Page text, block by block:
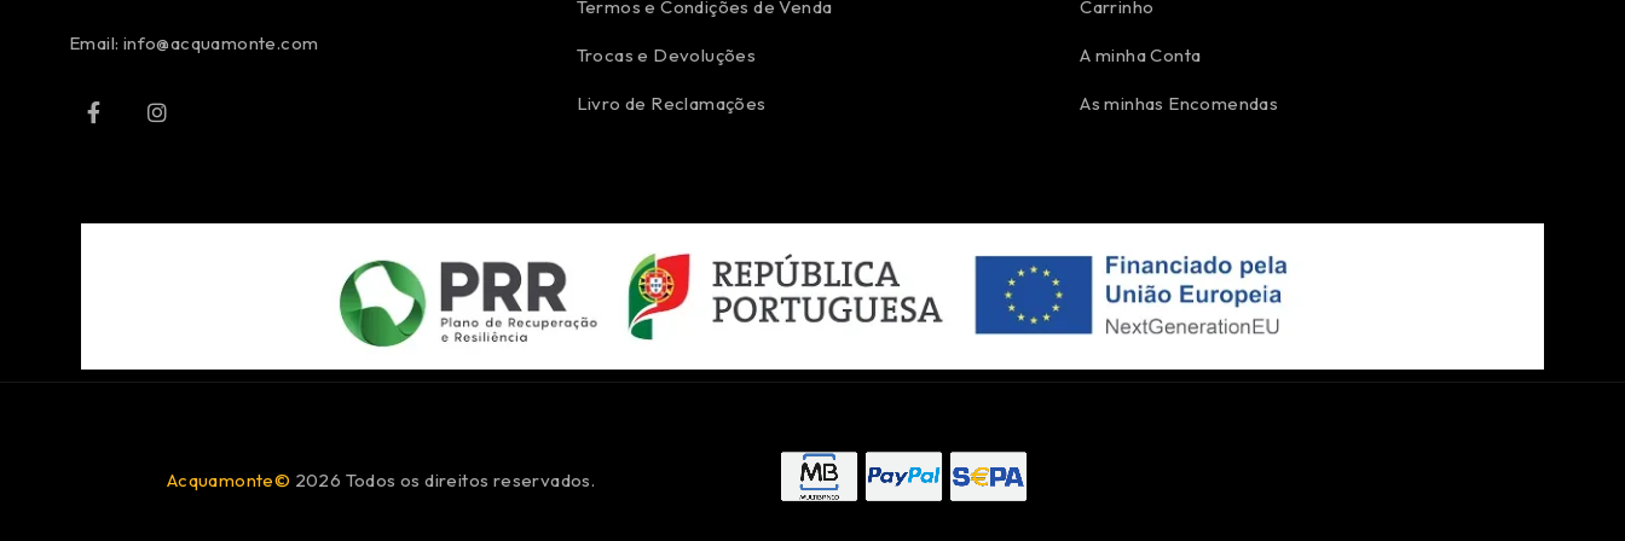
Email: info@acquamonte.com
Termos e Condições de Venda
Trocas e Devoluções
Livro de Reclamações
Carrinho
A minha Conta
As minhas Encomendas
Acquamonte© 2026 Todos os direitos reservados.